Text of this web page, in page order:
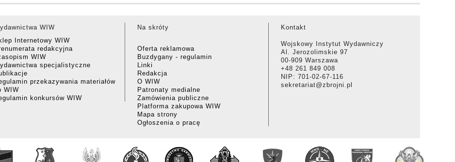
WIW
Internetowy WIW
redakcyjna
WIW
specjalistyczne
przekazywania materiałów
WIW
konkursów WIW
Na skróty
Oferta reklamowa
Buzdygany - regulamin
Linki
Redakcja
O WIW
Patronaty medialne
Zamówienia publiczne
Platforma zakupowa WIW
Mapa strony
Ogłoszenia o pracę
Kontakt
Wojskowy Instytut Wydawniczy
Al. Jerozolimskie 97
00-909 Warszawa
+48 261 849 008
NIP: 701-02-67-116
sekretariat@zbrojni.pl